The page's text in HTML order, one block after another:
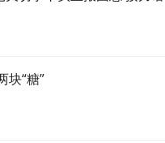
块“糖”